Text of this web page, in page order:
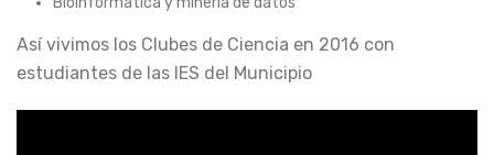
Así vivimos los Clubes de Ciencia en 2016 con
estudiantes de las IES del Municipio